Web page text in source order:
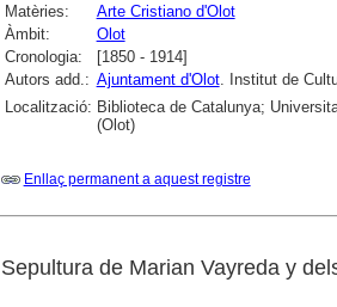
Matèries:
Arte Cristiano d'Olot
Àmbit:
Olot
Cronologia:
[1850 - 1914]
Autors add.: Ajuntament d'Olot. Institut de
Localització: Biblioteca de Catalunya;
(Olot)
Enllaç permanent a aquest registre
Sepultura de Marian Vayreda y